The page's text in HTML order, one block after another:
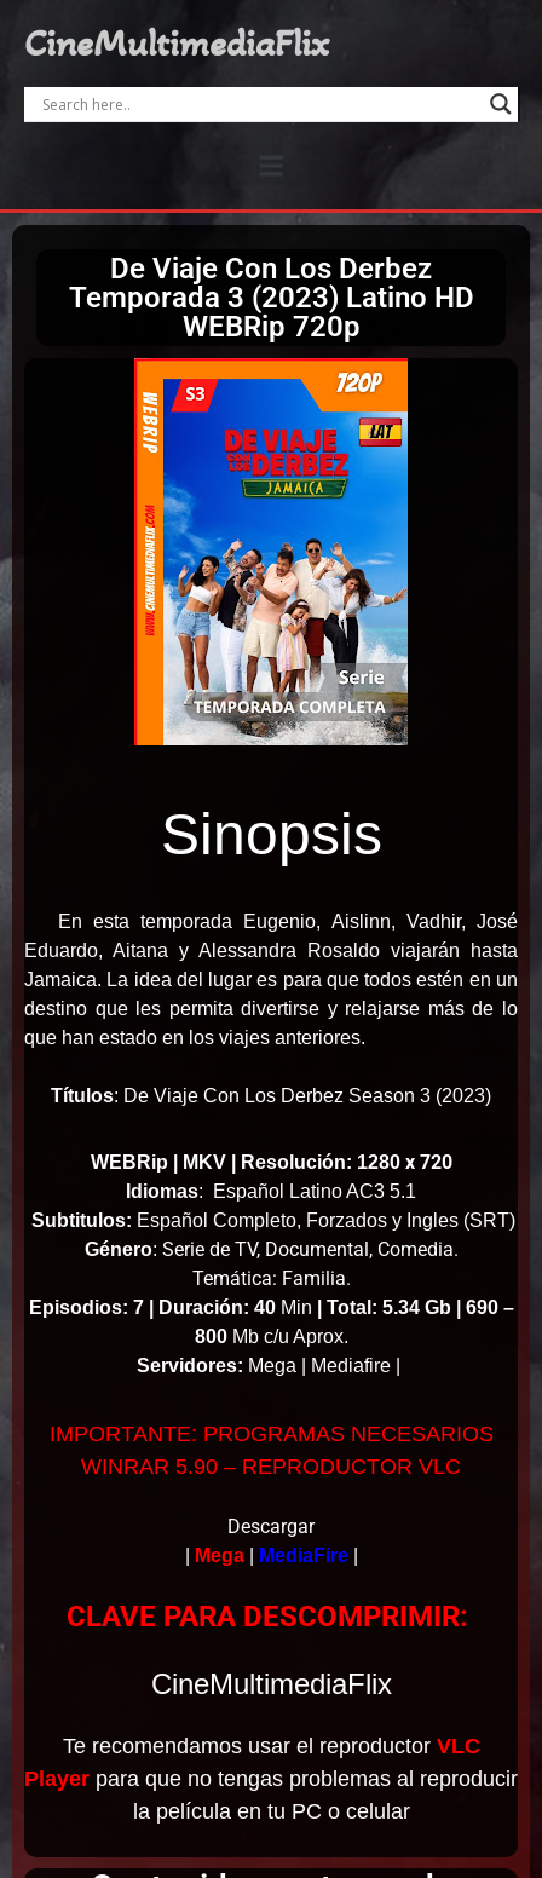
CineMultimediaFlix
De Viaje Con Los Derbez
Temporada 3 (2023) Latino HD
WEBRip 720p
Sinopsis
En esta temporada Eugenio, Aislinn, Vadhir, José
Eduardo, Aitana y Alessandra Rosaldo viajarán hasta
Jamaica. La idea del lugar es para que todos estén en un
destino que les permita divertirse y relajarse más de lo
que han estado en los viajes anteriores.
Títulos: De Viaje Con Los Derbez Season 3 (2023)
WEBRip | MKV | Resolución: 1280x 720
Idiomas:
Español Latino AC3 5.1
Subtitulos: Español Completo, Forzados y Ingles (SRT)
Género: Serie de TV, Documental, Comedia.
Temática: Familia.
Episodios: 7 | Duración: 40Min Total: 5.34 Gb |
690 –
800Mb c/u Aprox.
Servidores: Mega | Mediafire |
IMPORTANTE: PROGRAMAS NECESARIOS
WINRAR 5.90 – REPRODUCTOR VLC
Descargar
Mega| MediaFire|
CLAVE PARA DESCOMPRIMIR:
CineMultimediaFlix
Te recomendamos usar el reproductor VLC
Player para que no tengas problemas al reproducir
la película en tu PC o celular